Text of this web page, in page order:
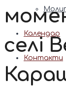
Календар
Контакти
селі